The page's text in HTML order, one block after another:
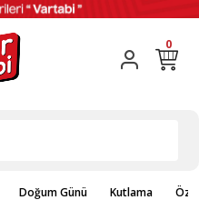
0
Doğum Günü Kutlama